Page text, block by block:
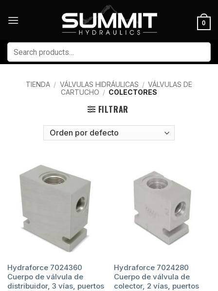
0
Buscar
por:
TIENDA / VÁLVULAS HIDRÁULICAS / VÁLVULAS DE
CARTUCHO / COLECTORES
FILTRAR
Hydraforce 7024360
Cuerpo de válvula de
distribuidor, 3 vías, puertos
Hydraforce 7024280
Cuerpo de válvula de
colector, 2 vías, puertos